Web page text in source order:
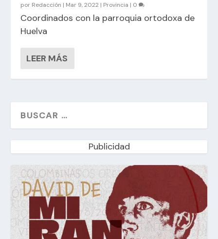
por Redacción | Mar 9, 2022 | Provincia | 0
Coordinados con la parroquia ortodoxa de
Huelva
LEER MÁS
Publicidad